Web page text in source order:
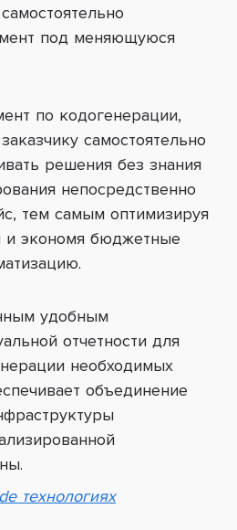
под меняющуюся
по кодогенерации,
самостоятельно
решения без знания
непосредственно
тем самым оптимизируя
и экономя бюджетные
удобным
отчетности для
необходимых
объединение
технологиях